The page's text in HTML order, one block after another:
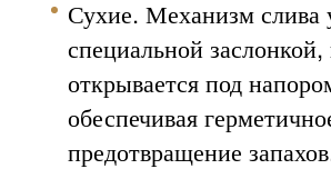
Сухие. Механизм слива
специальной заслонкой,
открывается под
обеспечивая
предотвращение